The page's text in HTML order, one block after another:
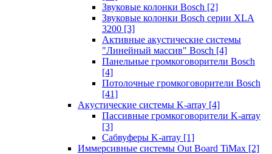
Звуковые колонки Bosch [2]
Звуковые колонки Bosch серии XLA
3200 [3]
Активные акустические системы
"Линейный массив" Bosch [4]
Панельные громкоговорители Bosch
[4]
Потолочные громкоговорители Bosch
[41]
Акустические системы K-array [4]
Пассивные громкоговорители K-array
[3]
Сабвуферы K-array [1]
Иммерсивные системы Out Board TiMax [2]